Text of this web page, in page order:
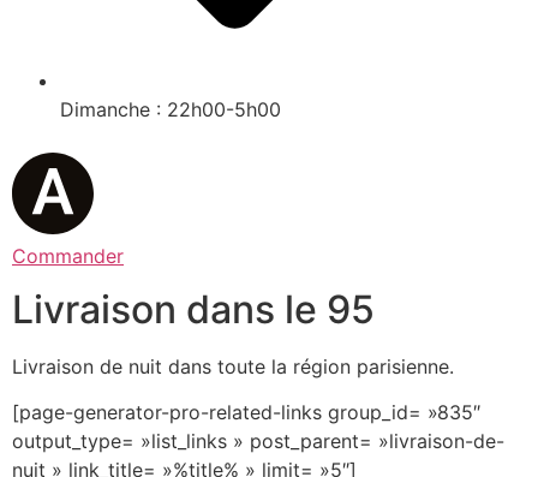
Dimanche : 22h00-5h00
Commander
Livraison dans le 95
Livraison de nuit dans toute la région parisienne.
[page-generator-pro-related-links group_id= »835″
output_type= »list_links » post_parent= »livraison-de-
nuit » link_title= »%title% » limit= »5″]